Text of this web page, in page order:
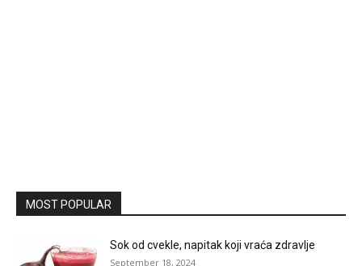
MOST POPULAR
Sok od cvekle, napitak koji vraća zdravlje
September 18, 2024